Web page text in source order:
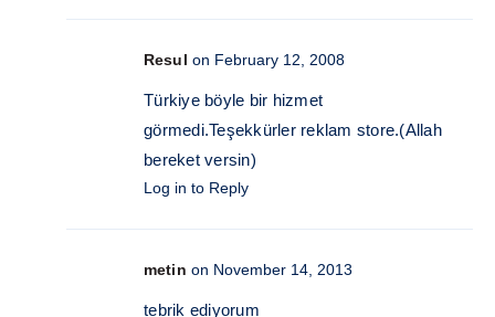
Resul on February 12, 2008
Türkiye böyle bir hizmet
görmedi.Teşekkürler reklam store.(Allah
bereket versin)
Log in to Reply
metin on November 14, 2013
tebrik ediyorum